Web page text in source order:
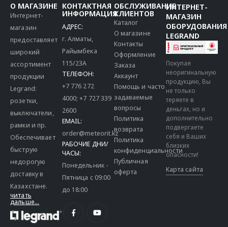
О МАГАЗИНЕ
Интернет-
магазин
предоставляет
широкий
ассортимент
продукции
Legrand:
розетки,
выключатели,
рамки и пр.
Обеспечивает
быструю
недорогую
доставку в
Казахстане.
читать
дальше...
КОНТАКТНАЯ
ИНФОРМАЦИЯ
АДРЕС:
г. Алматы,
Райымбека
115/23A
ТЕЛЕФОН:
+7 776 272
4000;+7 727 339
2600
EMAIL:
order@meteorit.kz
РАБОЧИЕ ДНИ/
ЧАСЫ:
Понедельник -
Пятница с 09:00
до 18:00
ОБСЛУЖИВАНИЕ
КЛИЕНТОВ
Каталог
О магазине
Контакты
Оформление
Заказа
Аккаунт
Помощь и часто
задаваемые
вопросы
Политика
возврата
Политика
конфиденциальности
Публичная
оферта
ИНТЕРНЕТ-
МАГАЗИН
ОБОРУДОВАНИЯ
LEGRAND
Покупая
неоригинальную
продукцию, Вы
не только
теряете в
деньгах, но и
дополнительно
подвергаете
себя и Ваших
близких
опасности!
Карта сайта